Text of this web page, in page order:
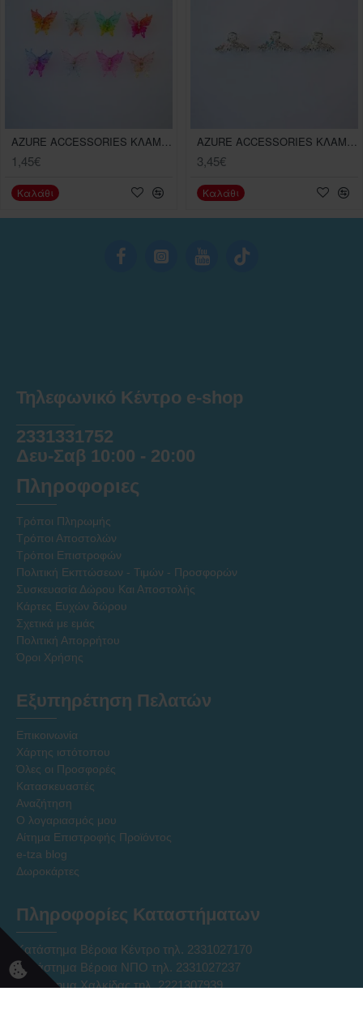
AZURE ACCESSORIES ΚΛΑΜΕΡ ΠΕΤΑΛΟΥΔΑ ΧΡΩΜΑ
1,45€
Καλάθι
AZURE ACCESSORIES ΚΛΑΜΕΡ ΣΤΡΑΣ
3,45€
Καλάθι
Τηλεφωνικό Κέντρο e-shop
2331331752
Δευ-Σαβ 10:00 - 20:00
Πληροφοριες
Τρόποι Πληρωμής
Τρόποι Αποστολών
Τρόποι Επιστροφών
Πολιτική Εκπτώσεων - Τιμών - Προσφορών
Συσκευασία Δώρου Και Αποστολής
Κάρτες Ευχών δώρου
Σχετικά με εμάς
Πολιτική Απορρήτου
Όροι Χρήσης
Εξυπηρέτηση Πελατών
Επικοινωνία
Χάρτης ιστότοπου
Όλες οι Προσφορές
Κατασκευαστές
Αναζήτηση
Ο λογαριασμός μου
Αίτημα Επιστροφής Προϊόντος
e-tza blog
Δωροκάρτες
Πληροφορίες Καταστήματων
Κατάστημα Βέροια Κέντρο τηλ. 2331027170
Κατάστημα Βέροια ΝΠΟ τηλ. 2331027237
Κατάστημα Χαλκίδας τηλ. 2221307939